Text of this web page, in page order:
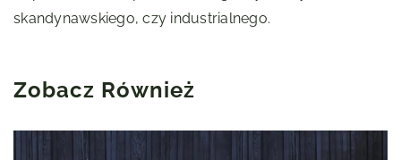
skandynawskiego, czy industrialnego.
Zobacz Również